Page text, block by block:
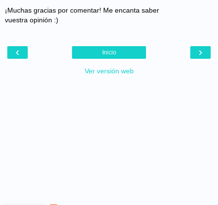
¡Muchas gracias por comentar! Me encanta saber
vuestra opinión :)
‹ ›
Inicio
Ver versión web